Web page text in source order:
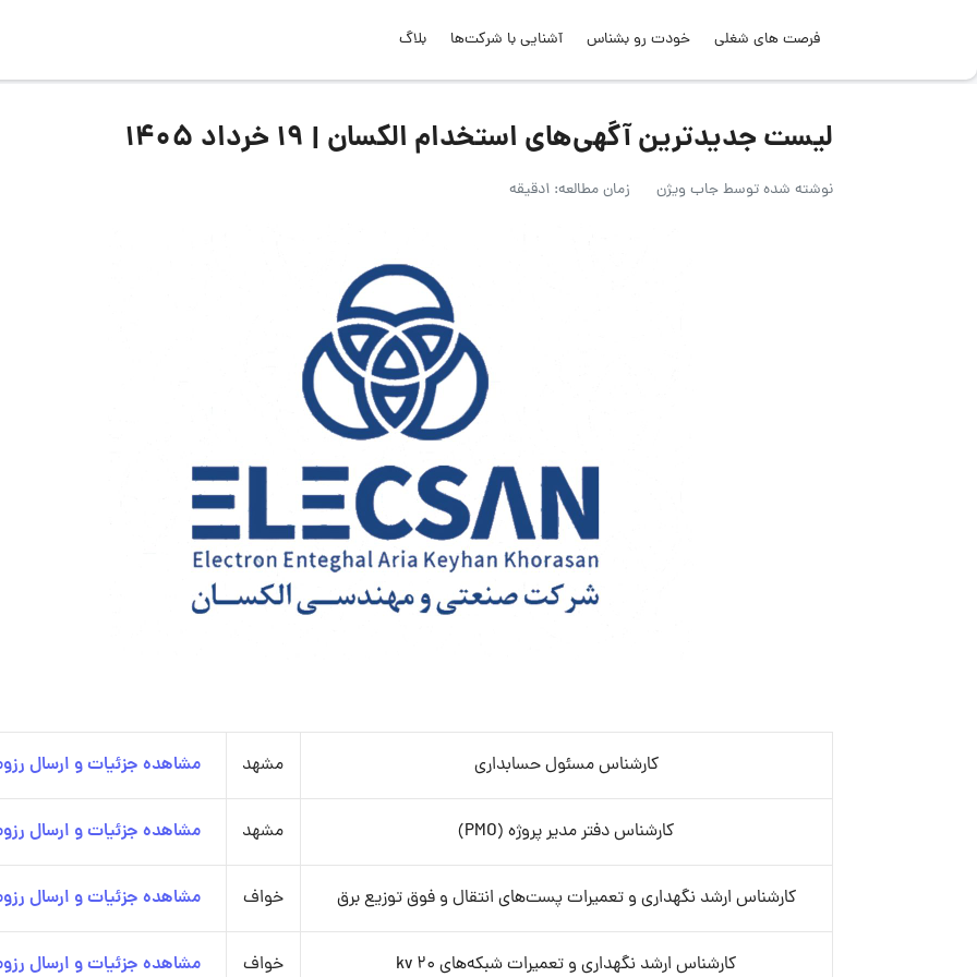
فرصت های شغلی خودت رو بشناس آشنایی با شرکت‌ها بلاگ
لیست جدیدترین آگهی‌های استخدام الکسان | ۱۹ خرداد ۱۴۰۵
نوشته شده توسطجاب ویژن زمان مطالعه: 1دقیقه
کارشناس مسئول حسابداری مشهد مشاهده جزئیات و ارسال
کارشناس دفتر مدیر پروژه (PMO) مشهد مشاهده جزئیات و ارسال
کارشناس ارشد نگهداری و تعمیرات پست‌های انتقال و فوق توزیع برق خواف مشاهده جزئیات و ارسال
کارشناس ارشد نگهداری و تعمیرات شبکه‌های 20 kv خواف مشاهده جزئیات و ارسال